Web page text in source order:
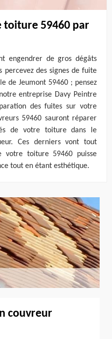
toiture 59460 par
engendrer de gros dégâts
percevez des signes de fuite
de Jeumont 59460 ; pensez
entreprise Davy Peintre
des fuites sur votre
59460 sauront réparer
de votre toiture dans le
Ces derniers vont tout
toiture 59460 puisse
tout en étant esthétique.
couvreur